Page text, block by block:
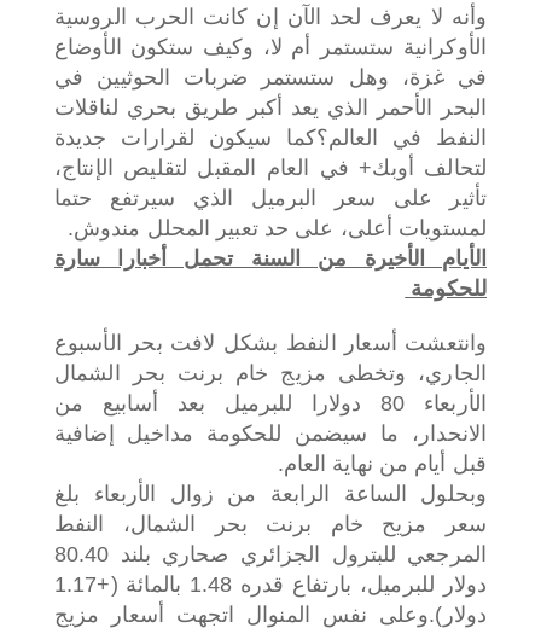
وأنه لا يعرف لحد الآن إن كانت الحرب الروسية
الأوكرانية ستستمر أم لا، وكيف ستكون الأوضاع
في غزة، وهل ستستمر ضربات الحوثيين في
البحر الأحمر الذي يعد أكبر طريق بحري لناقلات
النفط في العالم؟كما سيكون لقرارات جديدة
لتحالف أوبك+ في العام المقبل لتقليص الإنتاج،
تأثير على سعر البرميل الذي سيرتفع حتما
لمستويات أعلى، على حد تعبير المحلل مندوش.
الأيام الأخيرة من السنة تحمل أخبارا سارة
للحكومة
وانتعشت أسعار النفط بشكل لافت بحر الأسبوع
الجاري، وتخطى مزيج خام برنت بحر الشمال
الأربعاء 80 دولارا للبرميل بعد أسابيع من
الانحدار، ما سيضمن للحكومة مداخيل إضافية
قبل أيام من نهاية العام.
وبحلول الساعة الرابعة من زوال الأربعاء بلغ
سعر مزيح خام برنت بحر الشمال، النفط
المرجعي للبترول الجزائري صحاري بلند 80.40
دولار للبرميل، بارتفاع قدره 1.48 بالمائة (+1.17
دولار).وعلى نفس المنوال اتجهت أسعار مزيج